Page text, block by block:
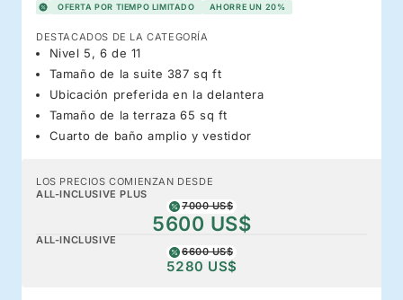
OFERTA POR TIEMPO LIMITADO AHORRE UN 20%
DESTACADOS DE LA CATEGORÍA
Nivel 5, 6 de 11
Tamaño de la suite 387 sq ft
Ubicación preferida en la delantera
Tamaño de la terraza 65 sq ft
Cuarto de baño amplio y vestidor
LOS PRECIOS COMIENZAN DESDE
ALL-INCLUSIVE PLUS
7000 US$
5600 US$
ALL-INCLUSIVE
6600 US$
5280 US$